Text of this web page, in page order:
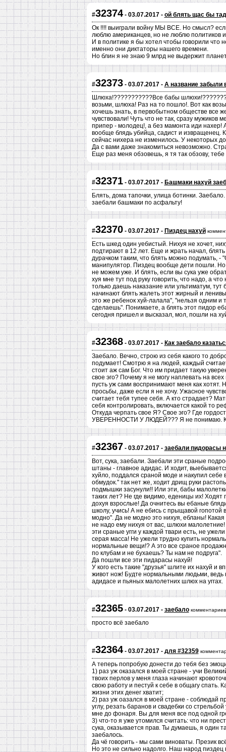
#32374- 03.07.2017 - ой блять щас бы
Ок !!!! выиграли войну МЫ ВСЕ. Но смысл?
люблю американцев, но не люблю политиков
И в политике я бы хотел чтобы говорили что
именно они диктаторы нашего времени.
Но блин я не знаю 9 млрд не выдержит
#32373- 03.07.2017 - А название забыли
Шлюха!???????????Все бабы
возьми, шлюха! Раз на то пошло!. Вот как
хочешь знать, в первобытном обществе все
чувствовали! Чуть что не так, сразу
припер - молодец!, а без мамонта иди нахер!
вообще блядь убийца, садист и извращенец.
сейчас нихера не изменилось. У некоторых
Да с вами даже знакомиться невозможно.
Еще раз меня обзовешь, я тя так обзову,
#32371- 03.07.2017 - Башмаки нахуй
Блять, дома тапочки, улица ботинки.
заебали башмаки по асфальту!
#32370- 03.07.2017 - Пиздец нахуй
Есть шкед один уебистый. Нихуя не хочет,
подтирают в 12 лет. Еще и жрать начал,
дурачком таким, что блять можно подумать,
манипулятор. Пиздец вообще дети пошли. Но
не можем уже. И блять, если вы сука уже
хуя мне тут под руку говорить, что надо, а
только даешь наказание или ультиматум,
начинают блять жалеть этот жирный и
это же ребенок хуй-лалала", "нельзя одним и
сделаешь". Понимаете, а блять этот пидор
сегодня пришел и высказал, мол, пошли на
#32368- 03.07.2017 - Как заебало
Заебало. Вечно, строю из себя какого то
подумает! Смотрю я на людей, каждый
стоит аж сам Бог. Что им придает такую
свое эго? Почему я не могу наплевать на
пусть уж сами воспринимают меня как
просьбы, даже если я не хочу. Ужасное
считает тебя тупее себя. А кто страдает?
себя контролировать, включается какой то
Откуда черпать свое Я? Свое эго? Где
УВЕРЕННОСТИ У ЛЮДЕЙ??? Я не понимаю.
#32367 - 03.07.2017 - заебали пидорасы
Вот, сука, заебали. Заебали эти сраные
штаны - главное адидас. И ходит,
хуйло, поддался сраной моде и накупил
обмудок." так нет же, ходит дрищ руки
подмышки засунули!! Или эти, бабы
таких лет? Не где видимо, еденицы их! Ходят
дохуя взрослые! Да очнитесь вы ебаные
школу, учись! А не ебись с прыщавой гопотой
модно". Да не модно это нихуя, ебланы!
не надо ему нихуя от вас, шлюхи
эти сраные угги у каждой твари есть, не
серая масса! Не ужели трудно купить
нормальные вещи!? А это все сраное
по клубам и не бухаешь? Ты нам не подруга".
Да пошли все эти пидарасы нахуй!
У кого есть такие "друзья" шлите их нахуй и
живот нож! Будте нормальными людьми, ведь
адидасе и пьяных малолетних шлюх на уггах.
#32365- 03.07.2017 - заебало
просто всё заебало
#32364- 03.07.2017 - для #32359
А теперь попробую донести до тебя без
1) раз уж оказался в моей стране - учи
твоих перлов у меня глаза начинают
свою работу и пестуй к себе в общагу спать.
жизни этих денег хватит;
2) раз уж оазался в моей стране - соблюдай
углу, резать баранов и свадебки со
мне до фонаря. Вы для меня все под одной
3) что-то я уже утомился считать: что ни
сука, оказывается прав. Ты думаешь, я один
заебалось.
Да чё говорить - мы сами виноваты. Презик
Но это не сильно надолго. Наш народ пиздец